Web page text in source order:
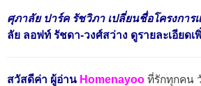
ศุภาลัย ปาร์ค รัชวิภา เปลี่ยนชื่อโครงการ
ลัย ลอฟท์ รัชดา-วงศ์สว่าง ดูรายละเอียดเ
สวัสดีค่า ผู้อ่าน Homenayoo ที่รักทุกคน